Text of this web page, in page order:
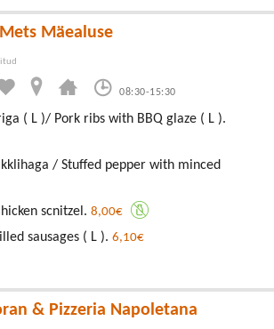
Mäealuse
08:30-15:30
( L )/ Pork ribs with BBQ glaze ( L ).
/ Stuffed pepper with minced
scnitzel. 8,00€
sausages ( L ). 6,10€
& Pizzeria Napoletana